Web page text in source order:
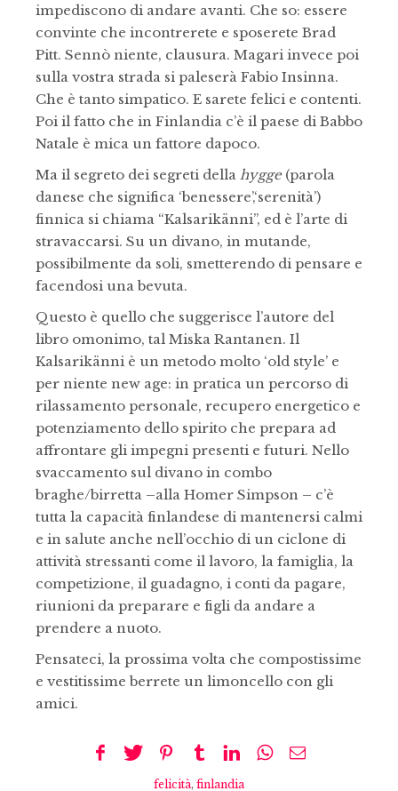
impediscono di andare avanti. Che so: essere
convinte che incontrerete e sposerete Brad
Pitt. Sennò niente, clausura. Magari invece poi
sulla vostra strada si paleserà Fabio Insinna.
Che è tanto simpatico. E sarete felici e contenti.
Poi il fatto che in Finlandia c’è il paese di Babbo
Natale è mica un fattore dapoco.
Ma il segreto dei segreti della hygge(parola
danese che significa ‘benessere’,‘serenità’)
finnica si chiama “Kalsarikänni”, ed è l’arte di
stravaccarsi. Su un divano, in mutande,
possibilmente da soli, smetterendo di pensare e
facendosi una bevuta.
Questo è quello che suggerisce l’autore del
libro omonimo, tal Miska Rantanen. Il
Kalsarikänni è un metodo molto ‘old style’ e
per niente new age: in pratica un percorso di
rilassamento personale, recupero energetico e
potenziamento dello spirito che prepara ad
affrontare gli impegni presenti e futuri. Nello
svaccamento sul divano in combo
braghe/birretta –alla Homer Simpson – c’è
tutta la capacità finlandese di mantenersi calmi
e in salute anche nell’occhio di un ciclone di
attività stressanti come il lavoro, la famiglia, la
competizione, il guadagno, i conti da pagare,
riunioni da preparare e figli da andare a
prendere a nuoto.
Pensateci, la prossima volta che compostissime
e vestitissime berrete un limoncello con gli
amici.
felicità, finlandia